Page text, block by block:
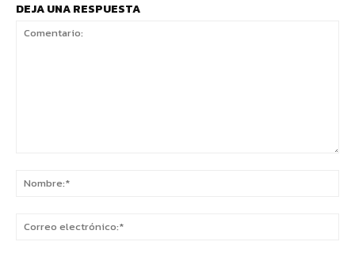
DEJA UNA RESPUESTA